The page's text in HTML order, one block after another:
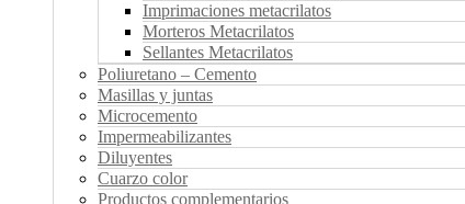
Imprimaciones metacrilatos
Morteros Metacrilatos
Sellantes Metacrilatos
Poliuretano – Cemento
Masillas y juntas
Microcemento
Impermeabilizantes
Diluyentes
Cuarzo color
Productos complementarios